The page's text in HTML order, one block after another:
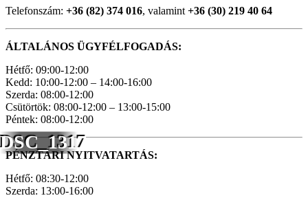
DSC_1317
Telefonszám: +36 (82) 374 016, valamint +36 (30) 219 40 64
ÁLTALÁNOS ÜGYFÉLFOGADÁS:
Hétfő: 09:00-12:00
Kedd: 10:00-12:00 – 14:00-16:00
Szerda: 08:00-12:00
Csütörtök: 08:00-12:00 – 13:00-15:00
Péntek: 08:00-12:00
PÉNZTÁRI NYITVATARTÁS:
Hétfő: 08:30-12:00
Szerda: 13:00-16:00